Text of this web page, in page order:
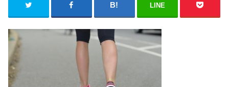
LINE